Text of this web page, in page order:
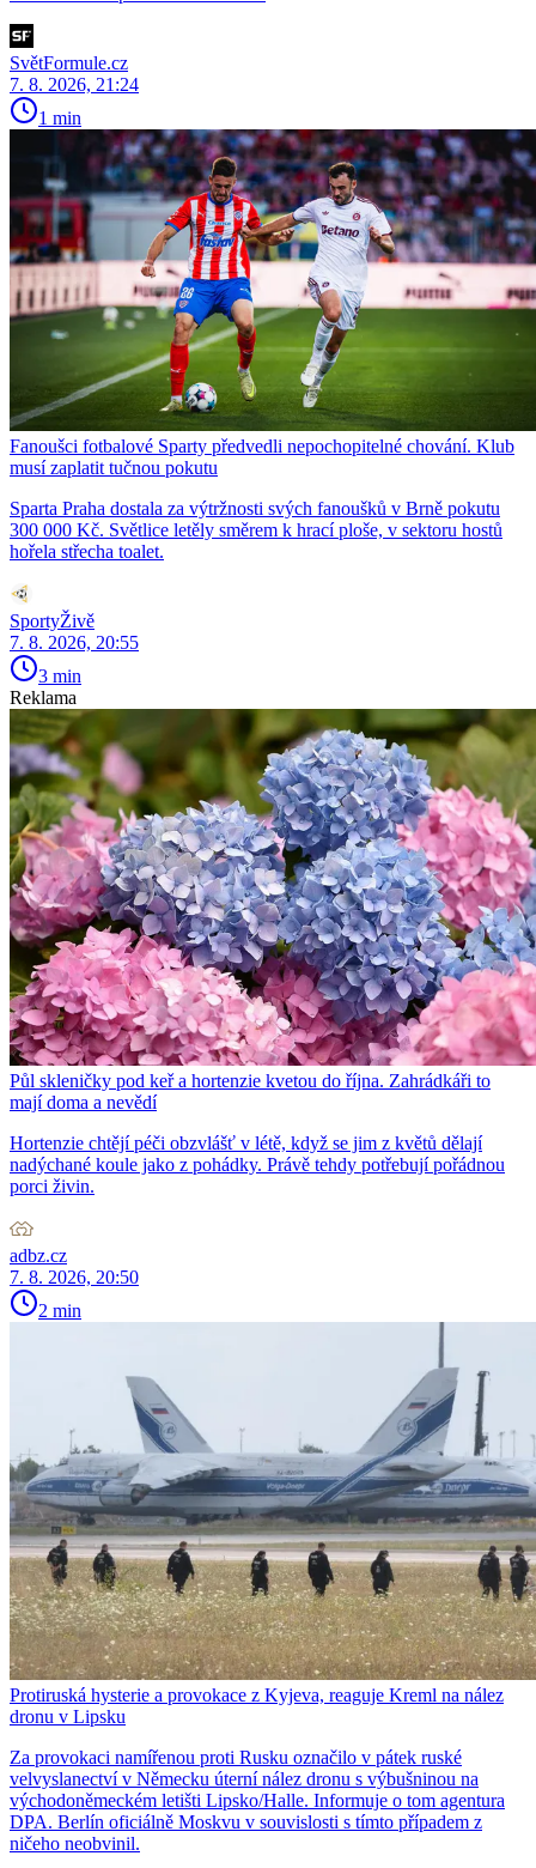
SvětFormule.cz
7. 8. 2026, 21:24
1 min
Fanoušci fotbalové Sparty předvedli nepochopitelné chování. Klub
musí zaplatit tučnou pokutu
Sparta Praha dostala za výtržnosti svých fanoušků v Brně pokutu
300 000 Kč. Světlice letěly směrem k hrací ploše, v sektoru hostů
hořela střecha toalet.
SportyŽivě
7. 8. 2026, 20:55
3 min
Reklama
Půl skleničky pod keř a hortenzie kvetou do října. Zahrádkáři to
mají doma a nevědí
Hortenzie chtějí péči obzvlášť v létě, když se jim z květů dělají
nadýchané koule jako z pohádky. Právě tehdy potřebují pořádnou
porci živin.
adbz.cz
7. 8. 2026, 20:50
2 min
Protiruská hysterie a provokace z Kyjeva, reaguje Kreml na nález
dronu v Lipsku
Za provokaci namířenou proti Rusku označilo v pátek ruské
velvyslanectví v Německu úterní nález dronu s výbušninou na
východoněmeckém letišti Lipsko/Halle. Informuje o tom agentura
DPA. Berlín oficiálně Moskvu v souvislosti s tímto případem z
ničeho neobvinil.